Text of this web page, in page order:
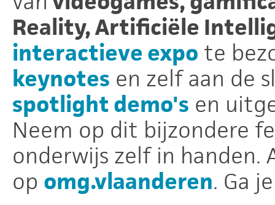
Reality, Artificiële
interactieve expo te
keynotes en zelf aan de
spotlight demo's en
Neem op dit bijzondere
onderwijs zelf in handen.
op omg.vlaanderen. Ga